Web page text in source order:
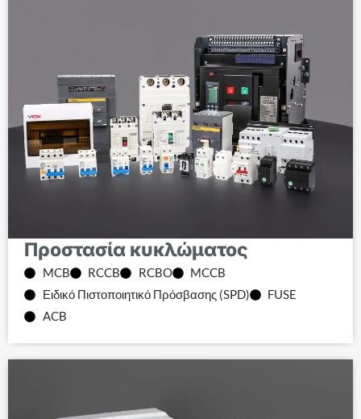
Προστασία κυκλώματος
MCB RCCB RCBO
MCCB
Ειδικό Πιστοποιητικό Πρόσβασης (SPD)
FUSE
ACB